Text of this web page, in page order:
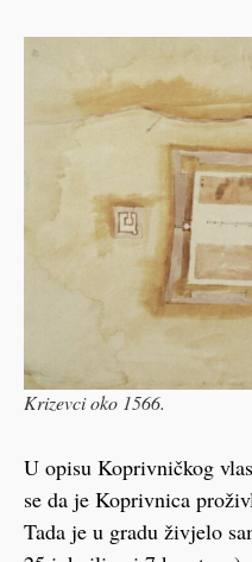
Krizevci oko 1566.
U opisu Koprivničkog
se da je Koprivnica
Tada je u gradu živjelo